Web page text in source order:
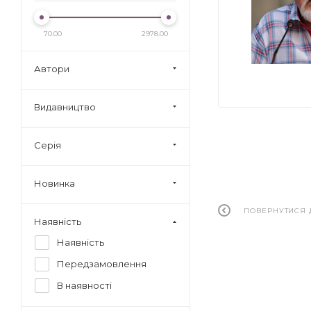
ПОВЕРНУТИСЯ
70.00 2978.00
Автори
Видавництво
Серія
Новинка
Наявність
Наявність
Передзамовлення
В наявності